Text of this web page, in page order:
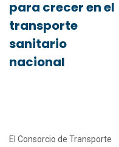
para crecer en el
transporte
sanitario
nacional
El Consorcio de Transporte